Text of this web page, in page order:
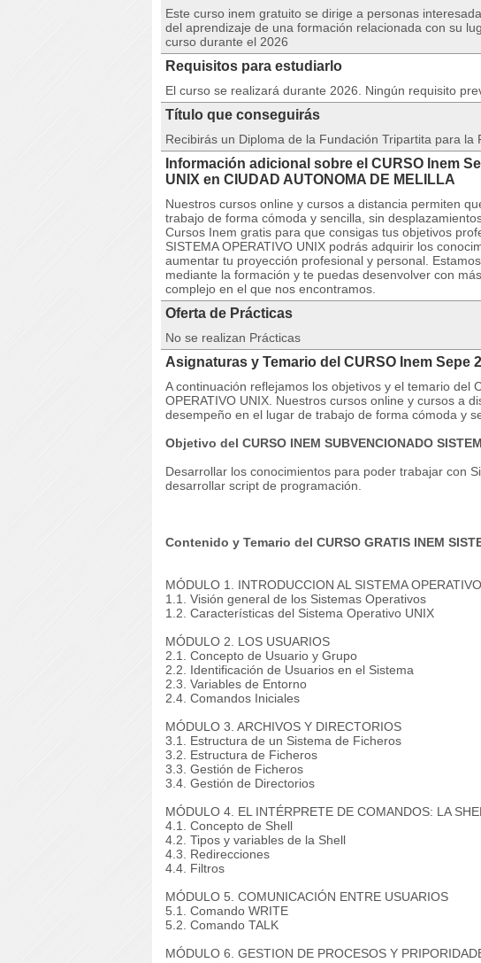
Este curso inem gratuito se dirige a personas
del aprendizaje de una formación relacionada con su
curso durante el 2026
Requisitos para estudiarlo
El curso se realizará durante 2026. Ningún requisito
Título que conseguirás
Recibirás un Diploma de la Fundación Tripartita para la
Información adicional sobre el CURSO Inem
UNIX en CIUDAD AUTONOMA DE MELILLA
Nuestros cursos online y cursos a distancia permiten
trabajo de forma cómoda y sencilla, sin
Cursos Inem gratis para que consigas tus objetivos
SISTEMA OPERATIVO UNIX podrás adquirir los
aumentar tu proyección profesional y personal.
mediante la formación y te puedas desenvolver con
complejo en el que nos encontramos.
Oferta de Prácticas
No se realizan Prácticas
Asignaturas y Temario del CURSO Inem Sepe
A continuación reflejamos los objetivos y el temario del
OPERATIVO UNIX. Nuestros cursos online y cursos a
desempeño en el lugar de trabajo de forma cómoda y
Objetivo del CURSO INEM SUBVENCIONADO
Desarrollar los conocimientos para poder trabajar con
desarrollar script de programación.
Contenido y Temario del CURSO GRATIS INEM
MÓDULO 1. INTRODUCCION AL SISTEMA
1.1. Visión general de los Sistemas Operativos
1.2. Características del Sistema Operativo UNIX
MÓDULO 2. LOS USUARIOS
2.1. Concepto de Usuario y Grupo
2.2. Identificación de Usuarios en el Sistema
2.3. Variables de Entorno
2.4. Comandos Iniciales
MÓDULO 3. ARCHIVOS Y DIRECTORIOS
3.1. Estructura de un Sistema de Ficheros
3.2. Estructura de Ficheros
3.3. Gestión de Ficheros
3.4. Gestión de Directorios
MÓDULO 4. EL INTÉRPRETE DE COMANDOS: LA
4.1. Concepto de Shell
4.2. Tipos y variables de la Shell
4.3. Redirecciones
4.4. Filtros
MÓDULO 5. COMUNICACIÓN ENTRE USUARIOS
5.1. Comando WRITE
5.2. Comando TALK
MÓDULO 6. GESTION DE PROCESOS Y